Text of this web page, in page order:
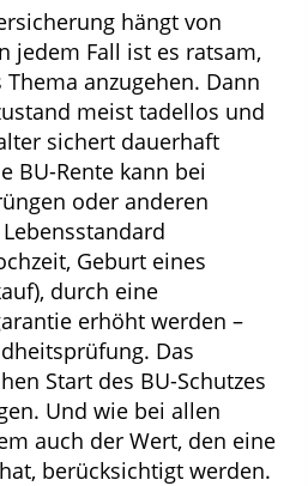
hängt von
jedem Fall ist es ratsam,
anzugehen. Dann
meist tadellos und
sichert dauerhaft
BU-Rente kann bei
oder anderen
Geburt eines
durch eine
erhöht werden –
Das
Start des BU-Schutzes
Und wie bei allen
auch der Wert, den eine
berücksichtigt werden.